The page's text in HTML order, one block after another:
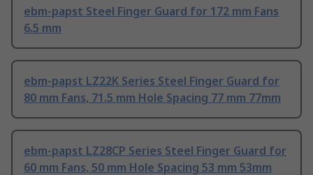
ebm-papst Steel Finger Guard for 172 mm Fans
6.5 mm
ebm-papst LZ22K Series Steel Finger Guard for
80 mm Fans, 71.5 mm Hole Spacing 77 mm 77mm
ebm-papst LZ28CP Series Steel Finger Guard for
60 mm Fans, 50 mm Hole Spacing 53 mm 53mm